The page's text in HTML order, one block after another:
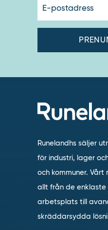
Runelandhs säljer
för industri, lager
och kommuner.
allt från de
arbetsplats till
skräddarsydda